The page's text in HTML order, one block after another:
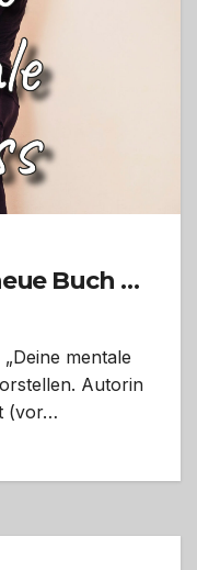
Buch …
mentale
Autorin
(vor…